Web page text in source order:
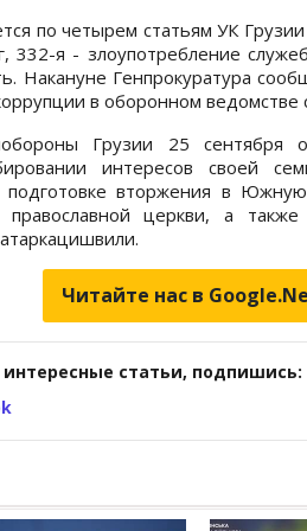
по четырем статьям УК
332-я - злоупотребление
Накануне Генпрокуратура
в оборонном ведомстве
Грузии 25 сентября
интересов своей
подготовке вторжения в
православной церкви, а
Читайте нас в
интересные статьи, подпишись: